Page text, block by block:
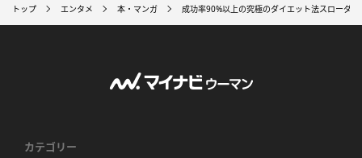
トップ エンタメ 本・マンガ 成功率90%以上の究極のダイエット法スローダ
カテゴリー